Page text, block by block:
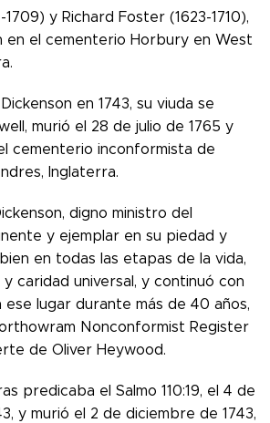
y Richard Foster (1623-1710),
en el cementerio Horbury en West
en 1743, su viuda se
murió el 28 de julio de 1765 y
cementerio inconformista de
Inglaterra.
digno ministro del
y ejemplar en su piedad y
en todas las etapas de la vida,
caridad universal, y continuó con
ese lugar durante más de 40 años,
Nonconformist Register
de Oliver Heywood.
predicaba el Salmo 110:19, el 4 de
y murió el 2 de diciembre de 1743,